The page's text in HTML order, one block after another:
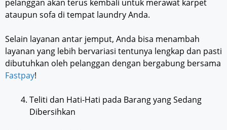
pelanggan akan terus kembali untuk merawat karpet
ataupun sofa di tempat laundry Anda.
Selain layanan antar jemput, Anda bisa menambah
layanan yang lebih bervariasi tentunya lengkap dan pasti
dibutuhkan oleh pelanggan dengan bergabung bersama
Fastpay!
Teliti dan Hati-Hati pada Barang yang Sedang
Dibersihkan